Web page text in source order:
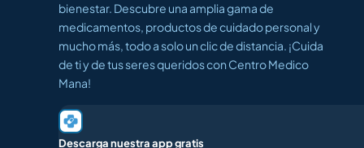
bienestar. Descubre una amplia gama de
medicamentos, productos de cuidado personal y
mucho más, todo a solo un clic de distancia. ¡Cuida
de ti y de tus seres queridos con Centro Medico
Mana!
Descarga nuestra app gratis